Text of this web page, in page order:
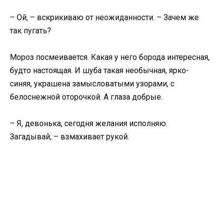
– Ой, – вскрикиваю от неожиданности. – Зачем же
так пугать?
Мороз посмеивается. Какая у него борода интересная,
будто настоящая. И шуба такая необычная, ярко-
синяя, украшена замысловатыми узорами, с
белоснежной оторочкой. А глаза добрые.
– Я, девонька, сегодня желания исполняю.
Загадывай, – взмахивает рукой.